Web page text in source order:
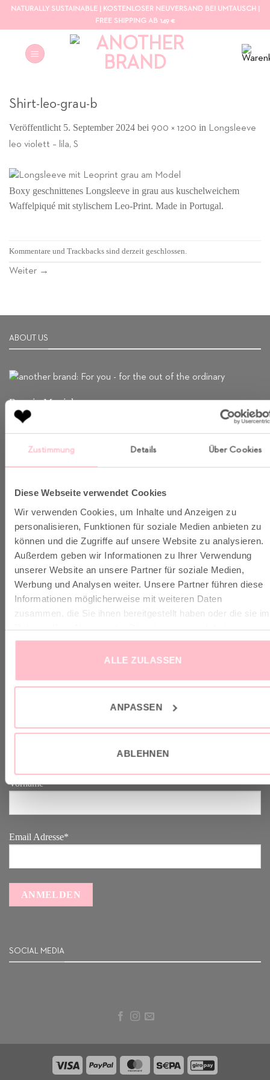
Zustimmung Details Über Cookies
Diese Webseite verwendet Cookies
Wir verwenden Cookies, um Inhalte und Anzeigen zu
personalisieren, Funktionen für soziale Medien anbieten zu
können und die Zugriffe auf unsere Website zu analysieren.
Außerdem geben wir Informationen zu Ihrer Verwendung
unserer Website an unsere Partner für soziale Medien,
Werbung und Analysen weiter. Unsere Partner führen diese
Informationen möglicherweise mit weiteren Daten
zusammen, die Sie ihnen bereitgestellt haben oder die sie im
ALLE ZULASSEN
ANPASSEN
ABLEHNEN
ZumNATURALLY SUSTAINABLE | KOSTENLOSER NEUVERSAND BEI UMTAUSCH |
FREE SHIPPING AB 149 €
Shirt-leo-grau-b
Veröffentlicht 5. September 2024 bei 900 × 1200 in Longsleeve
leo violett – lila, S
Boxy geschnittenes Longsleeve in grau aus kuschelweichem
Waffelpiqué mit stylischem Leo-Print. Made in Portugal.
Kommentare und Trackbacks sind derzeit geschlossen.
Weiter →
ABOUT US
Born in Munich.
Inspiring Designs.
Naturally sustainable.
✓ Versandkostenfrei ab 149€
✓ Klimaneutraler Versand mit DHL / GoGreen
✓Lieferun gund Retoure
Melde dich an zu unserem Good-News-Letter und spare 10% bei
Vorname
Email Adresse*
SOCIAL MEDIA
Visa PayPal MasterCard Sepa GiroPay